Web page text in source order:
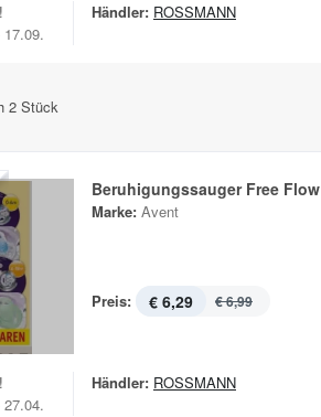
Händler: ROSSMANN
2 Stück
Beruhigungssauger Free Flow
Marke: Avent
Preis: € 6,29 € 6,99
Händler: ROSSMANN